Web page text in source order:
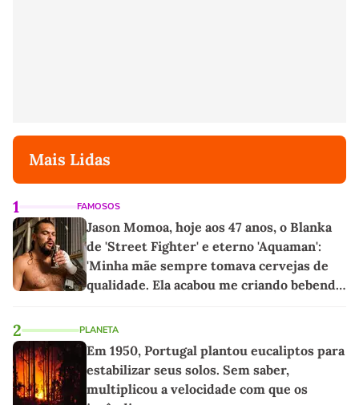
Mais Lidas
1 FAMOSOS
Jason Momoa, hoje aos 47 anos, o Blanka
de 'Street Fighter' e eterno 'Aquaman':
'Minha mãe sempre tomava cervejas de
qualidade. Ela acabou me criando bebendo
2 PLANETA
Em 1950, Portugal plantou eucaliptos para
estabilizar seus solos. Sem saber,
multiplicou a velocidade com que os